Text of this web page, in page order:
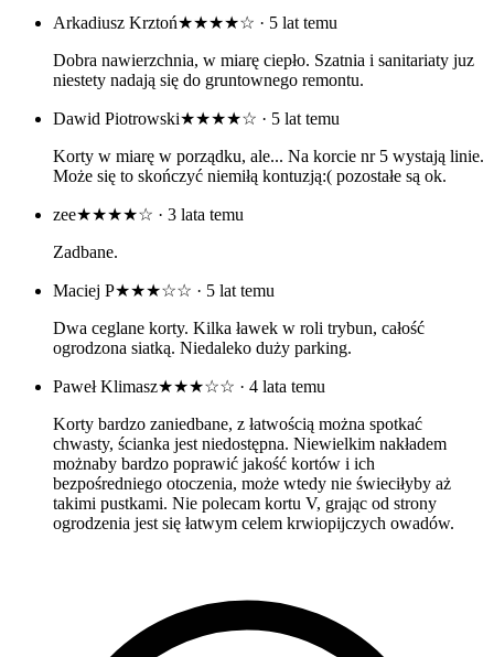
Arkadiusz Krztoń★★★★☆ · 5 lat temu
Dobra nawierzchnia, w miarę ciepło. Szatnia i sanitariaty juz
niestety nadają się do gruntownego remontu.
Dawid Piotrowski★★★★☆ · 5 lat temu
Korty w miarę w porządku, ale... Na korcie nr 5 wystają linie.
Może się to skończyć niemiłą kontuzją:( pozostałe są ok.
zee★★★★☆ · 3 lata temu
Zadbane.
Maciej P★★★☆☆ · 5 lat temu
Dwa ceglane korty. Kilka ławek w roli trybun, całość
ogrodzona siatką. Niedaleko duży parking.
Paweł Klimasz★★★☆☆ · 4 lata temu
Korty bardzo zaniedbane, z łatwością można spotkać
chwasty, ścianka jest niedostępna. Niewielkim nakładem
możnaby bardzo poprawić jakość kortów i ich
bezpośredniego otoczenia, może wtedy nie świeciłyby aż
takimi pustkami. Nie polecam kortu V, grając od strony
ogrodzenia jest się łatwym celem krwiopijczych owadów.